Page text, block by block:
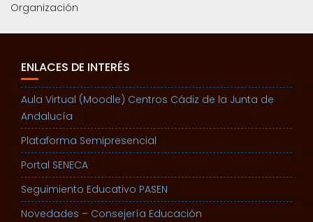
Organización
ENLACES DE INTERÉS
Aula Virtual (Moodle) Centros Cádiz de la Junta de
Andalucía
Plataforma Semipresencial
Portal SENECA
Seguimiento Educativo PASEN
Novedades – Consejería Educación